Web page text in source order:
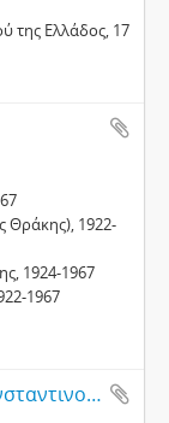
της Ελλάδος, 17
Θράκης), 1922-
1924-1967
1967
Αρχείο Φιλολογικού Συλλόγου Κωνσταντινουπόλεως